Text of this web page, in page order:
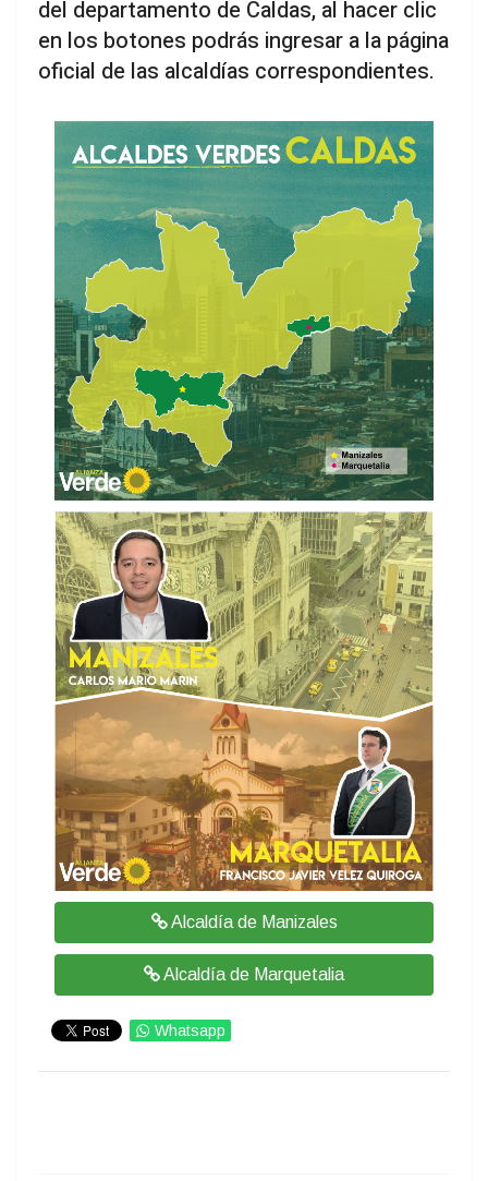
del departamento de Caldas, al hacer clic
en los botones podrás ingresar a la página
oficial de las alcaldías correspondientes.
Alcaldía de Manizales
Alcaldía de Marquetalia
Whatsapp